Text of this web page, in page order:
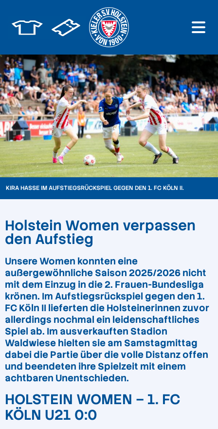
KIRA HASSE IM AUFSTIEGSRÜCKSPIEL GEGEN DEN 1. FC KÖLN II.
Holstein Women verpassen
den Aufstieg
Unsere Women konnten eine
außergewöhnliche Saison 2025/2026 nicht
mit dem Einzug in die 2. Frauen-Bundesliga
krönen. Im Aufstiegsrückspiel gegen den 1.
FC Köln II lieferten die Holsteinerinnen zuvor
allerdings nochmal ein leidenschaftliches
Spiel ab. Im ausverkauften Stadion
Waldwiese hielten sie am Samstagmittag
dabei die Partie über die volle Distanz offen
und beendeten ihre Spielzeit mit einem
achtbaren Unentschieden.
HOLSTEIN WOMEN – 1. FC
KÖLN U21 0:0